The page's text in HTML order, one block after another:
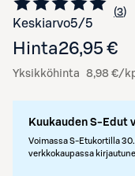
Keskiarvo5/5
3
Hinta26,95 €
Yksikköhinta 8,98 €/
Kuukauden S-Edut
Voimassa S-Etukortilla
verkkokaupassa